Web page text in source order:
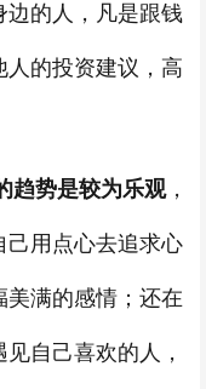
边的人，凡是跟钱
的投资建议，高
趋势是较为乐观，
己用点心去追求心
满的感情；还在
自己喜欢的人，